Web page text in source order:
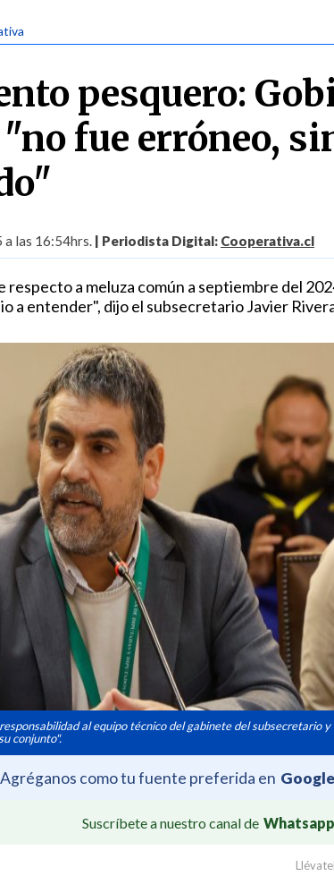
pesquero:
fue erróneo,
a las 16:54hrs. | Periodista Digital: Cooperativa.cl
a meluza común a septiembre del
a entender", dijo el subsecretario Javier
al equipo técnico del gabinete del subsecretario y
conjunto".
Agréganos como tu fuente preferida en Google
Suscríbete a nuestro canal de Whatsapp